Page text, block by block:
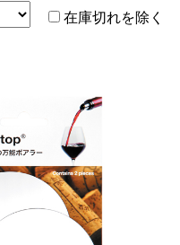
在庫切れを除く